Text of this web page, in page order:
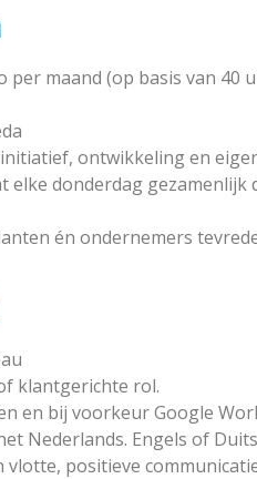
per maand (op basis van
ontwikkeling en
elke donderdag
én ondernemers
klantgerichte rol.
en bij voorkeur Google
Nederlands. Engels of
positieve